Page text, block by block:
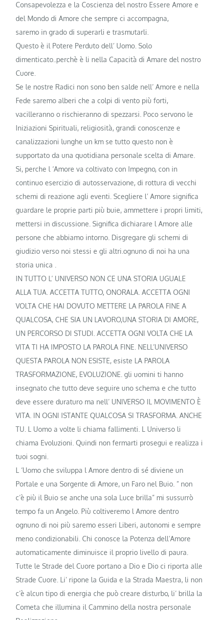
Consapevolezza e la Coscienza del nostro Essere Amore e
del Mondo di Amore che sempre ci accompagna,
saremo in grado di superarli e trasmutarli.
Questo è il Potere Perduto dell’ Uomo. Solo
dimenticato..perchè è li nella Capacità di Amare del nostro
Cuore.
Se le nostre Radici non sono ben salde nell’ Amore e nella
Fede saremo alberi che a colpi di vento più forti,
vacilleranno o rischieranno di spezzarsi. Poco servono le
Iniziazioni Spirituali, religiosità, grandi conoscenze e
canalizzazioni lunghe un km se tutto questo non è
supportato da una quotidiana personale scelta di Amare.
Si, perche l ‘Amore va coltivato con Impegno, con in
continuo esercizio di autosservazione, di rottura di vecchi
schemi di reazione agli eventi. Scegliere l’ Amore significa
guardare le proprie parti più buie, ammettere i propri limiti,
mettersi in discussione. Significa dichiarare l Amore alle
persone che abbiamo intorno. Disgregare gli schemi di
giudizio verso noi stessi e gli altri.ognuno di noi ha una
storia unica .
IN TUTTO L’ UNIVERSO NON CE UNA STORIA UGUALE
ALLA TUA. ACCETTA TUTTO, ONORALA. ACCETTA OGNI
VOLTA CHE HAI DOVUTO METTERE LA PAROLA FINE A
QUALCOSA, CHE SIA UN LAVORO,UNA STORIA DI AMORE,
UN PERCORSO DI STUDI. ACCETTA OGNI VOLTA CHE LA
VITA TI HA IMPOSTO LA PAROLA FINE. NELL’UNIVERSO
QUESTA PAROLA NON ESISTE, esiste LA PAROLA
TRASFORMAZIONE, EVOLUZIONE. gli uomini ti hanno
insegnato che tutto deve seguire uno schema e che tutto
deve essere duraturo ma nell’ UNIVERSO IL MOVIMENTO È
VITA. IN OGNI ISTANTE QUALCOSA SI TRASFORMA. ANCHE
TU. L Uomo a volte li chiama fallimenti. L Universo li
chiama Evoluzioni. Quindi non fermarti prosegui e realizza i
tuoi sogni.
L ‘Uomo che sviluppa l Amore dentro di sé diviene un
Portale e una Sorgente di Amore, un Faro nel Buio. ” non
c’è più il Buio se anche una sola Luce brilla” mi sussurrò
tempo fa un Angelo. Più coltiveremo l Amore dentro
ognuno di noi più saremo esseri Liberi, autonomi e sempre
meno condizionabili. Chi conosce la Potenza dell’Amore
automaticamente diminuisce il proprio livello di paura.
Tutte le Strade del Cuore portano a Dio e Dio ci riporta alle
Strade Cuore. Li’ ripone la Guida e la Strada Maestra, li non
c’è alcun tipo di energia che può creare disturbo, li’ brilla la
Cometa che illumina il Cammino della nostra personale